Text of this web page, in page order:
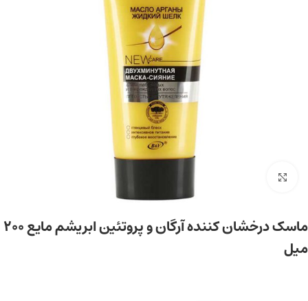
ماسک درخشان کننده آرگان و پروتئین ابریشم مایع ۲۰۰
میل